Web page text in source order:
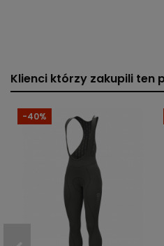
Klienci którzy zakupili ten
-40%